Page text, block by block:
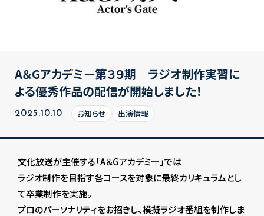
A＆Gアカデミー第３９期 ラジオ制作実習に
よる優秀作品の配信が開始しました！
2025.10.10 お知らせ 出演情報
文化放送が主催する「A＆Gアカデミー」では
ラジオ制作を目指す各コースを対象に最終カリキュラムとし
て卒業制作を実施。
プロのパーソナリティをお招きし、模擬ラジオ番組を制作しま